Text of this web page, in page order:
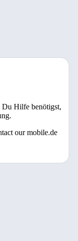
Du Hilfe benötigst,
our mobile.de